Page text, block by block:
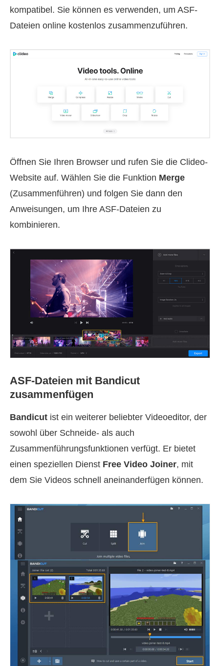
kompatibel. Sie können es verwenden, um ASF-
Dateien online kostenlos zusammenzuführen.
Öffnen Sie Ihren Browser und rufen Sie die Clideo-
Website auf. Wählen Sie die Funktion Merge
(Zusammenführen) und folgen Sie dann den
Anweisungen, um Ihre ASF-Dateien zu
kombinieren.
ASF-Dateien mit Bandicut
zusammenfügen
Bandicut ist ein weiterer beliebter Videoeditor, der
sowohl über Schneide- als auch
Zusammenführungsfunktionen verfügt. Er bietet
einen speziellen Dienst Free Video Joiner, mit
dem Sie Videos schnell aneinanderfügen können.